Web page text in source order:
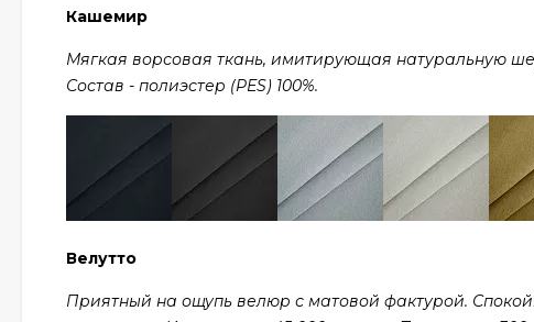
Кашемир
Мягкая ворсовая ткань, имитирующая натуральную
Состав - полиэстер (PES) 100%.
Велутто
Приятный на ощупь велюр с матовой фактурой.